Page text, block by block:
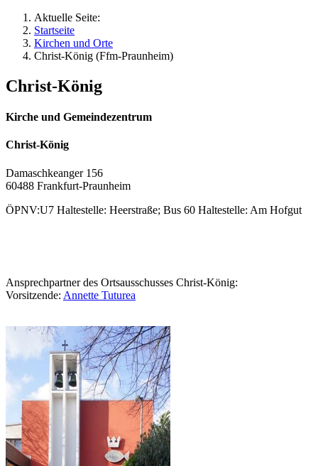
Aktuelle Seite:
Startseite
Kirchen und Orte
Christ-König (Ffm-Praunheim)
Christ-König
Kirche und Gemeindezentrum
Christ-König
Damaschkeanger 156
60488 Frankfurt-Praunheim
ÖPNV:U7 Haltestelle: Heerstraße; Bus 60 Haltestelle: Am Hofgut
Ansprechpartner des Ortsausschusses Christ-König:
Vorsitzende: Annette Tuturea